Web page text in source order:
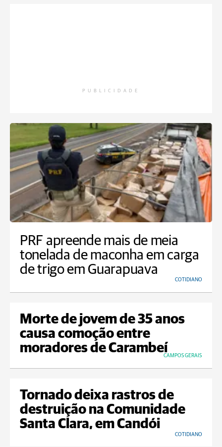
PUBLICIDADE
PRF apreende mais de meia
tonelada de maconha em carga
de trigo em Guarapuava
COTIDIANO
Morte de jovem de 35 anos
causa comoção entre
moradores de Carambeí
CAMPOS GERAIS
Tornado deixa rastros de
destruição na Comunidade
Santa Clara, em Candói
COTIDIANO